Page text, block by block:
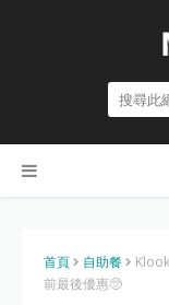
首頁 自助餐
前最後優惠🥺